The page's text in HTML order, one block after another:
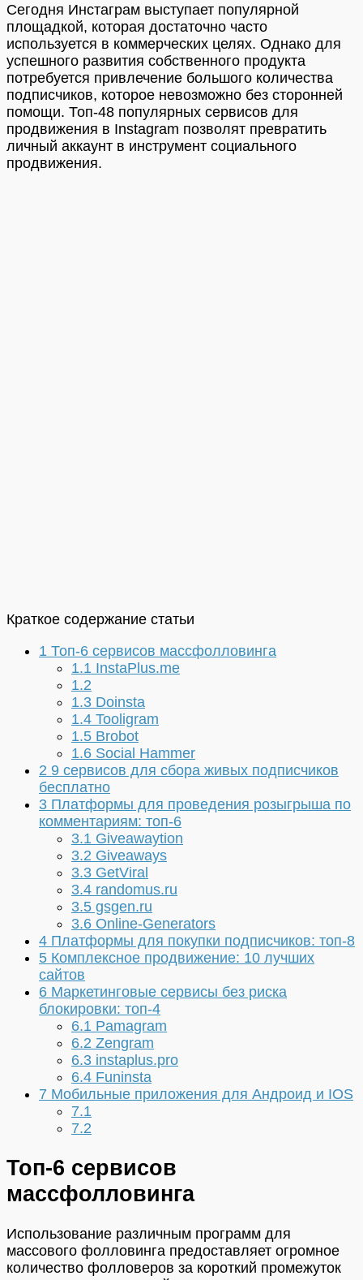
Сегодня Инстаграм выступает популярной
площадкой, которая достаточно часто
используется в коммерческих целях. Однако для
успешного развития собственного продукта
потребуется привлечение большого количества
подписчиков, которое невозможно без сторонней
помощи. Топ-48 популярных сервисов для
продвижения в Instagram позволят превратить
личный аккаунт в инструмент социального
продвижения.
Краткое содержание статьи
1 Топ-6 сервисов массфолловинга
1.1 InstaPlus.me
1.2
1.3 Doinsta
1.4 Tooligram
1.5 Brobot
1.6 Social Hammer
2 9 сервисов для сбора живых подписчиков
бесплатно
3 Платформы для проведения розыгрыша по
комментариям: топ-6
3.1 Giveawaytion
3.2 Giveaways
3.3 GetViral
3.4 randomus.ru
3.5 gsgen.ru
3.6 Online-Generators
4 Платформы для покупки подписчиков: топ-8
5 Комплексное продвижение: 10 лучших
сайтов
6 Маркетинговые сервисы без риска
блокировки: топ-4
6.1 Pamagram
6.2 Zengram
6.3 instaplus.pro
6.4 Funinsta
7 Мобильные приложения для Андроид и IOS
7.1
7.2
Топ-6 сервисов
массфолловинга
Использование различным программ для
массового фолловинга предоставляет огромное
количество фолловеров за короткий промежуток